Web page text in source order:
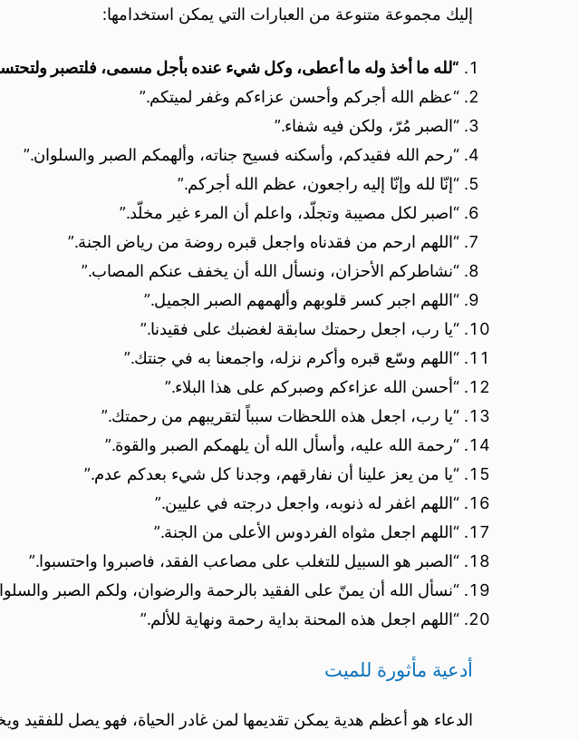
إليك مجموعة متنوعة من العبارات التي يمكن استخدامها:
“لله ما أخذ وله ما أعطى، وكل شيء عنده بأجل مسمى، فلتصبر
“عظم الله أجركم وأحسن عزاءكم وغفر لميتكم.”
“الصبر مُرّ، ولكن فيه شفاء.”
“رحم الله فقيدكم، وأسكنه فسيح جناته، وألهمكم الصبر والسلوان.”
“إنّا لله وإنّا إليه راجعون، عظم الله أجركم.”
“اصبر لكل مصيبة وتجلّد، واعلم أن المرء غير مخلّد.”
“اللهم ارحم من فقدناه واجعل قبره روضة من رياض الجنة.”
“نشاطركم الأحزان، ونسأل الله أن يخفف عنكم المصاب.”
“اللهم اجبر كسر قلوبهم وألهمهم الصبر الجميل.”
“يا رب، اجعل رحمتك سابقة لغضبك على فقيدنا.”
“اللهم وسّع قبره وأكرم نزله، واجمعنا به في جنتك.”
“أحسن الله عزاءكم وصبركم على هذا البلاء.”
“يا رب، اجعل هذه اللحظات سبباً لتقريبهم من رحمتك.”
“رحمة الله عليه، وأسأل الله أن يلهمكم الصبر والقوة.”
“يا من يعز علينا أن نفارقهم، وجدنا كل شيء بعدكم عدم.”
“اللهم اغفر له ذنوبه، واجعل درجته في عليين.”
“اللهم اجعل مثواه الفردوس الأعلى من الجنة.”
“الصبر هو السبيل للتغلب على مصاعب الفقد، فاصبروا واحتسبوا.”
“نسأل الله أن يمنّ على الفقيد بالرحمة والرضوان، ولكم الصبر
“اللهم اجعل هذه المحنة بداية رحمة ونهاية للألم.”
أدعية مأثورة للميت
الدعاء هو أعظم هدية يمكن تقديمها لمن غادر الحياة، فهو يصل للفقيد